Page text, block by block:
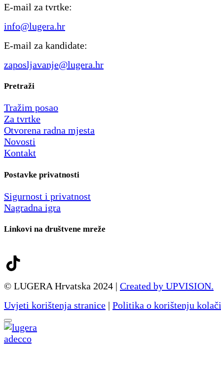
E-mail za tvrtke:
info@lugera.hr
E-mail za kandidate:
zaposljavanje@lugera.hr
Pretraži
Tražim posao
Za tvrtke
Otvorena radna mjesta
Novosti
Kontakt
Postavke privatnosti
Sigurnost i privatnost
Nagradna igra
Linkovi na društvene mreže
© LUGERA Hrvatska 2024 | Created by UPVISION.
Uvjeti korištenja stranice | Politika o korištenju